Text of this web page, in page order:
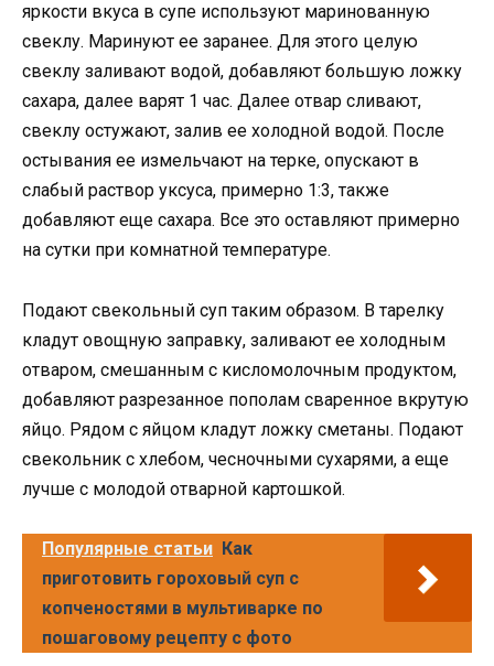
яркости вкуса в супе используют маринованную
свеклу. Маринуют ее заранее. Для этого целую
свеклу заливают водой, добавляют большую ложку
сахара, далее варят 1 час. Далее отвар сливают,
свеклу остужают, залив ее холодной водой. После
остывания ее измельчают на терке, опускают в
слабый раствор уксуса, примерно 1:3, также
добавляют еще сахара. Все это оставляют примерно
на сутки при комнатной температуре.
Подают свекольный суп таким образом. В тарелку
кладут овощную заправку, заливают ее холодным
отваром, смешанным с кисломолочным продуктом,
добавляют разрезанное пополам сваренное вкрутую
яйцо. Рядом с яйцом кладут ложку сметаны. Подают
свекольник с хлебом, чесночными сухарями, а еще
лучше с молодой отварной картошкой.
Популярные статьи Как
приготовить гороховый суп с
копченостями в мультиварке по
пошаговому рецепту с фото